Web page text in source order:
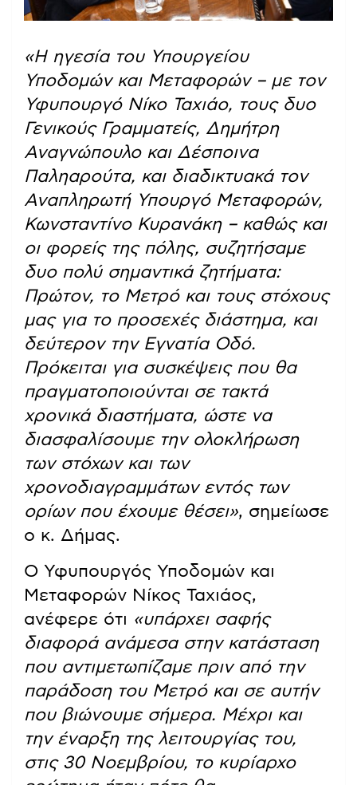
«Η ηγεσία του Υπουργείου
Υποδομών και Μεταφορών – με τον
Υφυπουργό Νίκο Ταχιάο, τους δυο
Γενικούς Γραμματείς, Δημήτρη
Αναγνώπουλο και Δέσποινα
Παληαρούτα, και διαδικτυακά τον
Αναπληρωτή Υπουργό Μεταφορών,
Κωνσταντίνο Κυρανάκη – καθώς και
οι φορείς της πόλης, συζητήσαμε
δυο πολύ σημαντικά ζητήματα:
Πρώτον, το Μετρό και τους στόχους
μας για το προσεχές διάστημα, και
δεύτερον την Εγνατία Οδό.
Πρόκειται για συσκέψεις που θα
πραγματοποιούνται σε τακτά
χρονικά διαστήματα, ώστε να
διασφαλίσουμε την ολοκλήρωση
των στόχων και των
χρονοδιαγραμμάτων εντός των
ορίων που έχουμε θέσει», σημείωσε
ο κ. Δήμας.
Ο Υφυπουργός Υποδομών και
Μεταφορών Νίκος Ταχιάος,
ανέφερε ότι «υπάρχει σαφής
διαφορά ανάμεσα στην κατάσταση
που αντιμετωπίζαμε πριν από την
παράδοση του Μετρό και σε αυτήν
που βιώνουμε σήμερα. Μέχρι και
την έναρξη της λειτουργίας του,
στις 30 Νοεμβρίου, το κυρίαρχο